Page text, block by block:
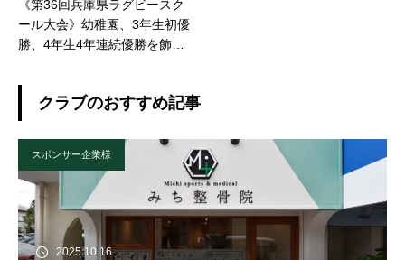
《第36回兵庫県ラグビースク
ール大会》幼稚園、3年生初優
勝、4年生4年連続優勝を飾り
クラブのおすすめ記事
スポンサー企業様
2025.10.16